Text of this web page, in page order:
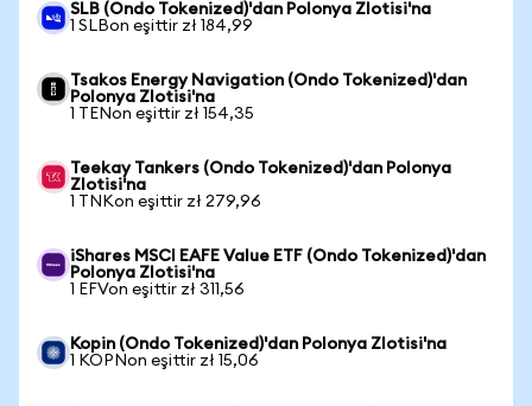
SLB (Ondo Tokenized)'dan Polonya Zlotisi'na
1 SLBon eşittir zł 184,99
Tsakos Energy Navigation (Ondo Tokenized)'dan
Polonya Zlotisi'na
1 TENon eşittir zł 154,35
Teekay Tankers (Ondo Tokenized)'dan Polonya
Zlotisi'na
1 TNKon eşittir zł 279,96
iShares MSCI EAFE Value ETF (Ondo Tokenized)'dan
Polonya Zlotisi'na
1 EFVon eşittir zł 311,56
Kopin (Ondo Tokenized)'dan Polonya Zlotisi'na
1 KOPNon eşittir zł 15,06